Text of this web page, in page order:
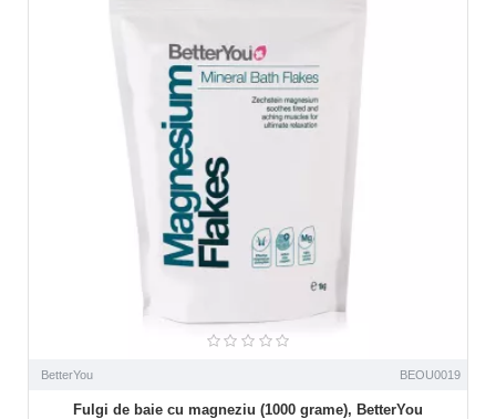
BetterYou BEOU0019
Fulgi de baie cu magneziu (1000 grame), BetterYou